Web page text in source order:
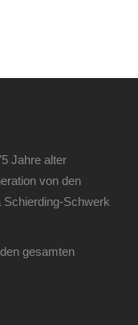
Jahre alter
von den
Schwerk
gesamten